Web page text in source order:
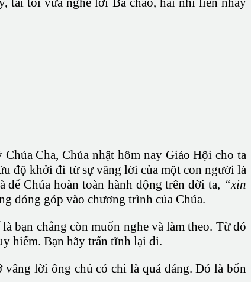
Cha, Chúa nhật hôm nay Giáo Hội cho ta
độ khởi đi từ sự vâng lời của một con người là
Chúa hoàn toàn hành động trên đời ta, “xin
đóng góp vào chương trình của Chúa.
bạn chẳng còn muốn nghe và làm theo. Từ đó
hiểm. Bạn hãy trấn tĩnh lại đi.
lời ông chủ có chi là quá đáng. Đó là bổn